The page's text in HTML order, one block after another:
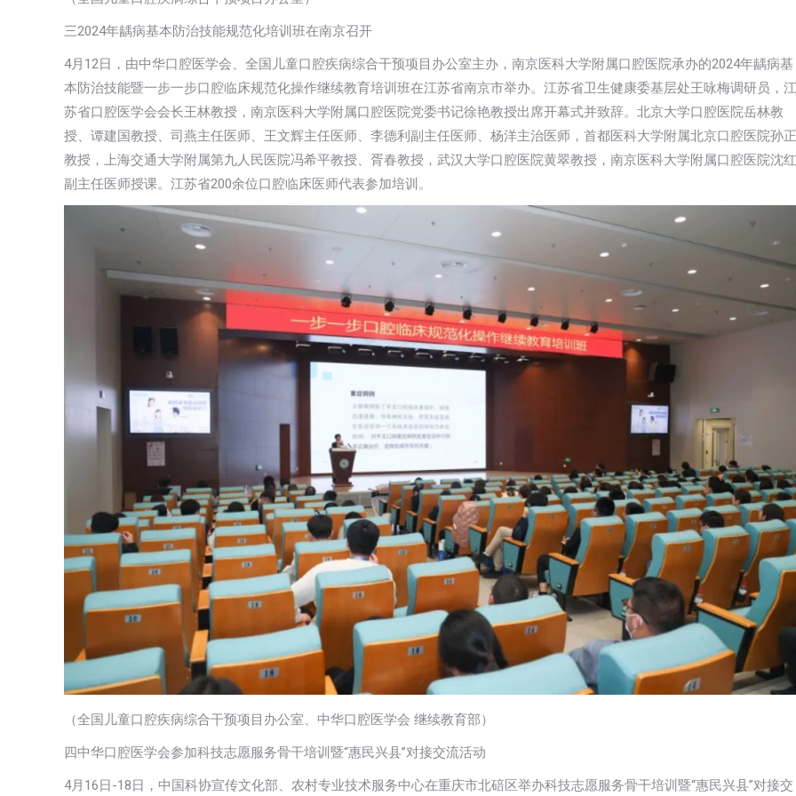
三2024年龋病基本防治技能规范化培训班在南京召开
4月12日，由中华口腔医学会、全国儿童口腔疾病综合干预项目办公室主办，南京医科大学附属口腔医院承办的2024年龋病基
本防治技能暨一步一步口腔临床规范化操作继续教育培训班在江苏省南京市举办。江苏省卫生健康委基层处王咏梅调研员，江
苏省口腔医学会会长王林教授，南京医科大学附属口腔医院党委书记徐艳教授出席开幕式并致辞。北京大学口腔医院岳林教
授、谭建国教授、司燕主任医师、王文辉主任医师、李德利副主任医师、杨洋主治医师，首都医科大学附属北京口腔医院孙正
教授，上海交通大学附属第九人民医院冯希平教授、胥春教授，武汉大学口腔医院黄翠教授，南京医科大学附属口腔医院沈红
副主任医师授课。江苏省200余位口腔临床医师代表参加培训。
（全国儿童口腔疾病综合干预项目办公室、中华口腔医学会 继续教育部）
四中华口腔医学会参加科技志愿服务骨干培训暨“惠民兴县”对接交流活动
4月16日-18日，中国科协宣传文化部、农村专业技术服务中心在重庆市北碚区举办科技志愿服务骨干培训暨“惠民兴县”对接交